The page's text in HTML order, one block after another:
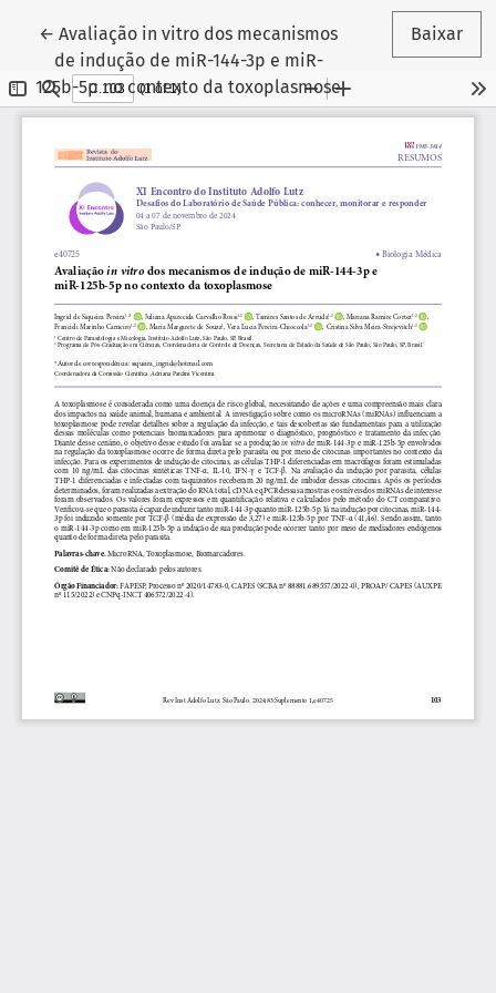
←Voltar aos Detalhes do Artigo
Avaliação in vitro dos mecanismos
de indução de miR-144-3p e miR-
125b-5p no contexto da toxoplasmose
Baixar